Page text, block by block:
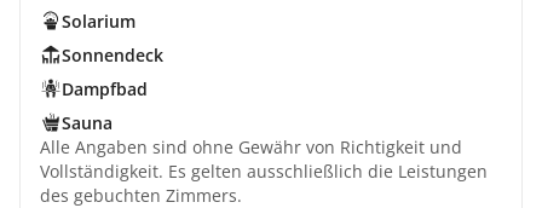
Solarium
Sonnendeck
Dampfbad
Sauna
Alle Angaben sind ohne Gewähr von Richtigkeit und
Vollständigkeit. Es gelten ausschließlich die Leistungen
des gebuchten Zimmers.